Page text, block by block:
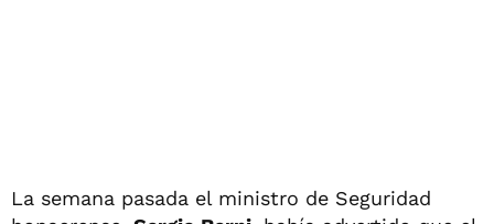
La semana pasada el ministro de Seguridad